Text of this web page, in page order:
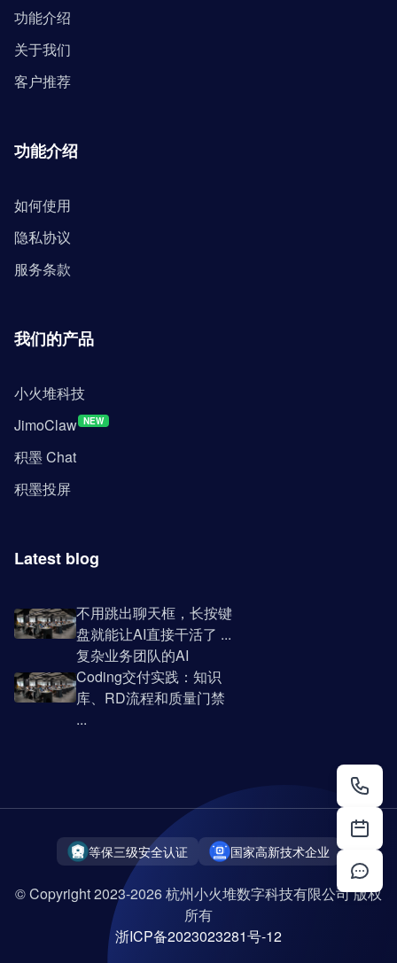
功能介绍
关于我们
客户推荐
功能介绍
如何使用
隐私协议
服务条款
我们的产品
小火堆科技
JimoClaw NEW
积墨 Chat
积墨投屏
Latest blog
不用跳出聊天框，长按键
盘就能让AI直接干活了 ...
复杂业务团队的AI
Coding交付实践：知识
库、RD流程和质量门禁
...
等保三级安全认证 国家高新技术企业
© Copyright 2023-2026 杭州小火堆数字科技有限公司 版权
所有
浙ICP备2023023281号-12